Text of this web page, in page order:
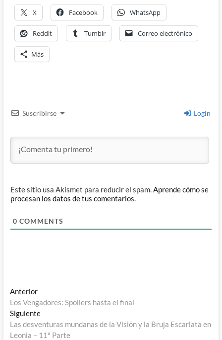
X Facebook WhatsApp
Reddit Tumblr Correo electrónico
Más
Suscribirse Login
Este sitio usa Akismet para reducir el spam.Aprende cómo se
procesan los datos de tus comentarios.
0 COMMENTS
Navegación
de
entradas
AnteriorEntrada
anterior:
Los Vengadores: Spoilers hasta el final
SiguienteEntrada
siguiente:
Las desventuras mundanas de la Visión y la Bruja Escarlata en
Leonia – 11º Parte